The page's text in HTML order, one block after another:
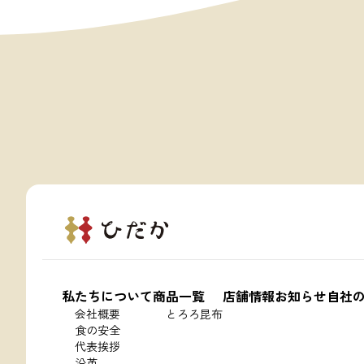
私たちについて
会社概要
食の安全
代表挨拶
商品一覧
とろろ昆布
店舗情報お知らせ自社